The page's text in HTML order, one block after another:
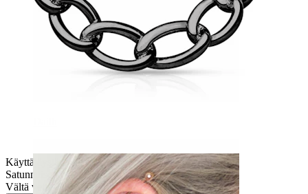
Käyttäjäystävällinen
Satunnaiseen käyttöön
Vältä vettä